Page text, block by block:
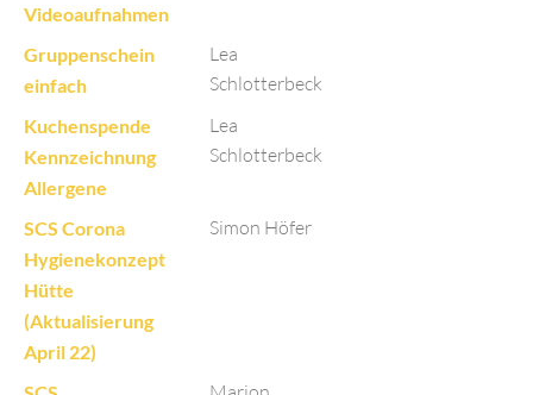
Videoaufnahmen
Gruppenschein
einfach
Lea
Schlotterbeck
Kuchenspende
Kennzeichnung
Allergene
Lea
Schlotterbeck
SCS Corona
Hygienekonzept
Hütte
(Aktualisierung
April 22)
Simon Höfer